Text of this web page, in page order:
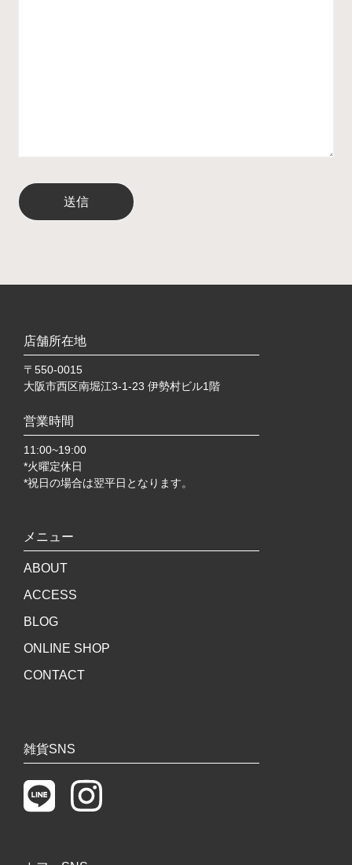
店舗所在地
〒550-0015
大阪市西区南堀江3-1-23 伊勢村ビル1階
営業時間
11:00~19:00
*火曜定休日
*祝日の場合は翌平日となります。
メニュー
ABOUT
ACCESS
BLOG
ONLINE SHOP
CONTACT
雑貨SNS